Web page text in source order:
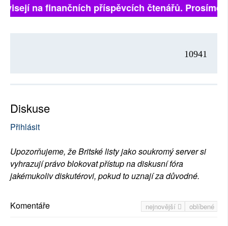
na finančních příspěvcích čtenářů. Prosíme,
10941
Diskuse
Přihlásit
Upozorňujeme, že Britské listy jako soukromý server si
vyhrazují právo blokovat přístup na diskusní fóra
jakémukoliv diskutérovi, pokud to uznají za důvodné.
nejnovější oblíbené
Komentáře